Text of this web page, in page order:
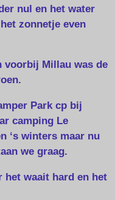
nul en het water
zonnetje even
voorbij Millau was de
Park cp bij
camping Le
‘s winters maar nu
we graag.
het waait hard en het